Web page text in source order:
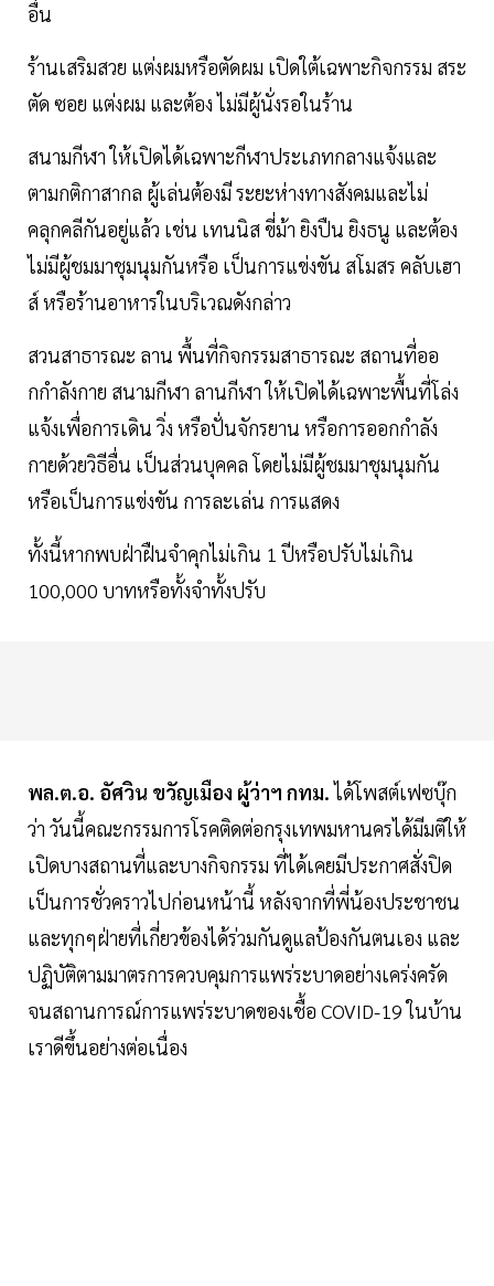
อื่น
ร้านเสริมสวย แต่งผมหรือตัดผม เปิดใต้เฉพาะกิจกรรม สระ
ตัด ซอย แต่งผม และต้อง ไม่มีผู้นั่งรอในร้าน
สนามกีฬา ให้เปิดได้เฉพาะกีฬาประเภทกลางแจ้งและ
ตามกติกาสากล ผู้เล่นต้องมี ระยะห่างทางสังคมและไม่
คลุกคลีกันอยู่แล้ว เช่น เทนนิส ขี่ม้า ยิงปืน ยิงธนู และต้อง
ไม่มีผู้ชมมาชุมนุมกันหรือ เป็นการแข่งขัน สโมสร คลับเฮา
ส์ หรือร้านอาหารในบริเวณดังกล่าว
สวนสาธารณะ ลาน พื้นที่กิจกรรมสาธารณะ สถานที่ออ
กกําลังกาย สนามกีฬา ลานกีฬา ให้เปิดได้เฉพาะพื้นที่โล่ง
แจ้งเพื่อการเดิน วิ่ง หรือปั่นจักรยาน หรือการออกกําลัง
กายด้วยวิธีอื่น เป็นส่วนบุคคล โดยไม่มีผู้ชมมาชุมนุมกัน
หรือเป็นการแข่งขัน การละเล่น การแสดง
ทั้งนี้หากพบฝ่าฝืนจำคุกไม่เกิน 1 ปีหรือปรับไม่เกิน
100,000 บาทหรือทั้งจำทั้งปรับ
พล.ต.อ. อัศวิน ขวัญเมือง ผู้ว่าฯ กทม.ได้โพสต์เฟซบุ๊ก
ว่า วันนี้คณะกรรมการโรคติดต่อกรุงเทพมหานครได้มีมติให้
เปิดบางสถานที่และบางกิจกรรม ที่ได้เคยมีประกาศสั่งปิด
เป็นการชั่วคราวไปก่อนหน้านี้ หลังจากที่พี่น้องประชาชน
และทุกๆฝ่ายที่เกี่ยวข้องได้ร่วมกันดูแลป้องกันตนเอง และ
ปฏิบัติตามมาตรการควบคุมการแพร่ระบาดอย่างเคร่งครัด
จนสถานการณ์การแพร่ระบาดของเชื้อ COVID-19 ในบ้าน
เราดีขึ้นอย่างต่อเนื่อง